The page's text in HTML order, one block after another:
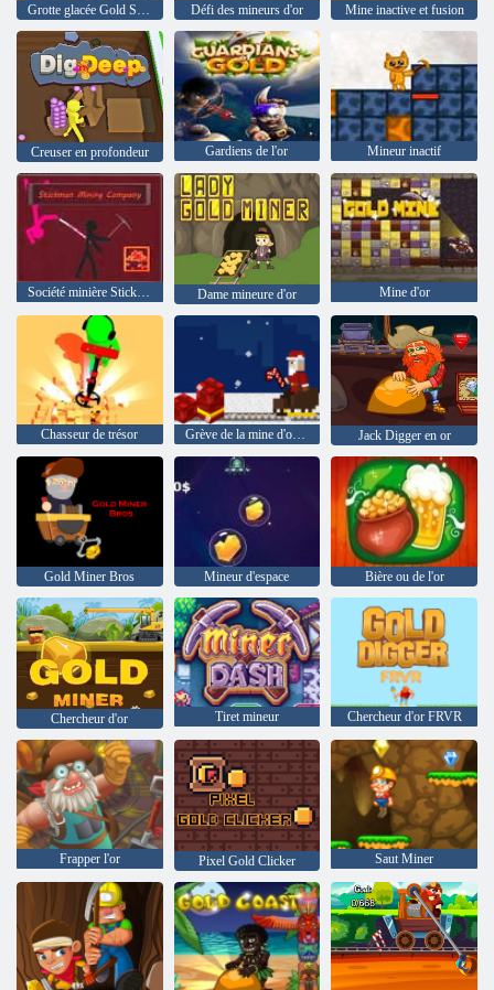
Grotte glacée Gold Strike Défi des mineurs d'or Mine inactive et fusion
Creuser en profondeur Gardiens de l'or Mineur inactif
Société minière Stickman Dame mineure d'or Mine d'or
Chasseur de trésor Grève de la mine d'or Noël Jack Digger en or
Gold Miner Bros Mineur d'espace Bière ou de l'or
Chercheur d'or Tiret mineur Chercheur d'or FRVR
Frapper l'or Pixel Gold Clicker Saut Miner